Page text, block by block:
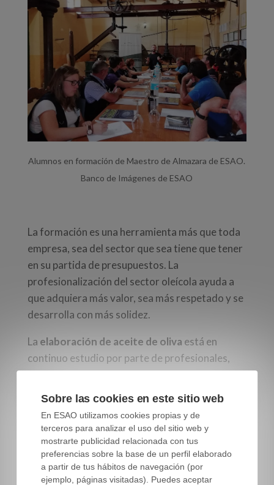
Alumnos en formación de Maestro de Almazara de ESAO.
Banco de Imágenes de ESAO
La formación es una herramienta más que toda
empresa, sea del sector que sea tiene que tener
en su partida de presupuestos. La
profesionalización del sector oleícola ayuda a
que adquiera más valor, sea más respetado y se
desarrolla con más solidez.
La elaboración de aceite de oliva está en
continuo estudio por parte de profesionales,
grupos de investigación, universidades,
empresas privadas y empresas de maquinaria
dinámico y de nada sirven todas estas
investigaciones y dinamismo si no conseguimos
que la información llegue a losMaestros de
Almazara,a losproductoresycooperativas
Sobre las cookies en este sitio web
En ESAO utilizamos cookies propias y de
terceros para analizar el uso del sitio web y
mostrarte publicidad relacionada con tus
preferencias sobre la base de un perfil elaborado
a partir de tus hábitos de navegación (por
ejemplo, páginas visitadas). Puedes aceptar